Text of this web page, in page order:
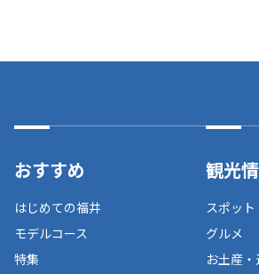
おすすめ
はじめての福井
モデルコース
特集
観光
スポッ
グルメ
お土産・